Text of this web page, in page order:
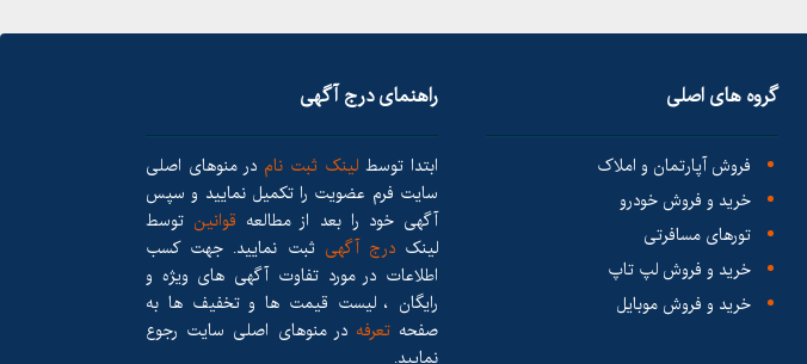
گروه های اصلی
فروش آپارتمان و املاک
خرید و فروش خودرو
تورهای مسافرتی
خرید و فروش لپ تاپ
خرید و فروش موبایل
راهنمای درج آگهی
ابتدا توسط لینک ثبت نام در منوهای اصلی
سایت فرم عضویت را تکمیل نمایید و سپس
آگهی خود را بعد از مطالعه قوانین توسط
لینکدرج آگهی ثبت نمایید. جهت کسب
اطلاعات در مورد تفاوت آگهی های ویژه و
رایگان ، لیست قیمت ها و تخفیف ها به
صفحه تعرفهدر منوهای اصلی سایت رجوع
نمایید.